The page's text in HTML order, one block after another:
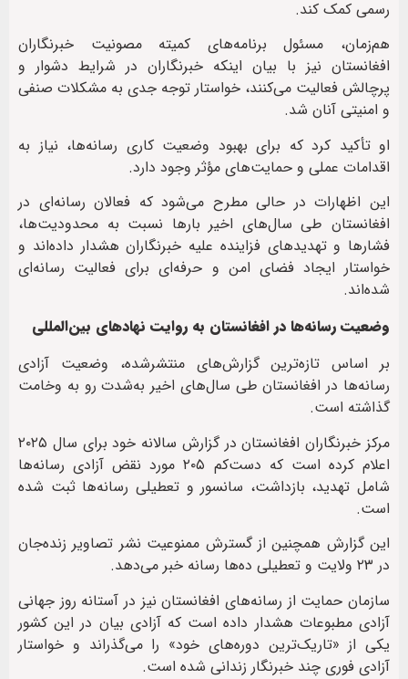
رسمی کمک کند.
هم‌زمان، مسئول برنامه‌های کمیته مصونیت خبرنگاران
افغانستان نیز با بیان اینکه خبرنگاران در شرایط دشوار و
پرچالش فعالیت می‌کنند، خواستار توجه جدی به مشکلات صنفی
و امنیتی آنان شد.
او تأکید کرد که برای بهبود وضعیت کاری رسانه‌ها، نیاز به
اقدامات عملی و حمایت‌های مؤثر وجود دارد.
این اظهارات در حالی مطرح می‌شود که فعالان رسانه‌ای در
افغانستان طی سال‌های اخیر بارها نسبت به محدودیت‌ها،
فشارها و تهدیدهای فزاینده علیه خبرنگاران هشدار داده‌اند و
خواستار ایجاد فضای امن و حرفه‌ای برای فعالیت رسانه‌ای
شده‌اند.
وضعیت رسانه‌ها در افغانستان به روایت نهادهای بین‌المللی
بر اساس تازه‌ترین گزارش‌های منتشرشده، وضعیت آزادی
رسانه‌ها در افغانستان طی سال‌های اخیر به‌شدت رو به وخامت
گذاشته است.
مرکز خبرنگاران افغانستان در گزارش سالانه خود برای سال ۲۰۲۵
اعلام کرده است که دست‌کم ۲۰۵ مورد نقض آزادی رسانه‌ها
شامل تهدید، بازداشت، سانسور و تعطیلی رسانه‌ها ثبت شده
است.
این گزارش همچنین از گسترش ممنوعیت نشر تصاویر زنده‌جان
در ۲۳ ولایت و تعطیلی ده‌ها رسانه خبر می‌دهد.
سازمان حمایت از رسانه‌های افغانستان نیز در آستانه روز جهانی
آزادی مطبوعات هشدار داده است که آزادی بیان در این کشور
یکی از «تاریک‌ترین دوره‌های خود» را می‌گذراند و خواستار
آزادی فوری چند خبرنگار زندانی شده است.